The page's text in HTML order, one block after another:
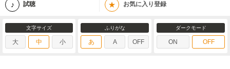
試聴 ★ お気に入り登録
文字サイズ
大 中 小
ふりがな
あ A OFF
ダークモード
ON OFF